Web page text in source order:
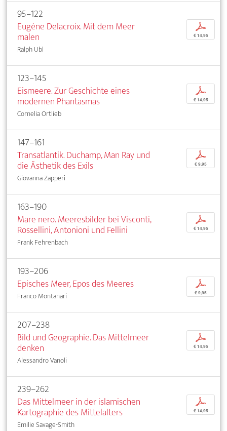
95–122
Eugène Delacroix. Mit dem Meer
malen
Ralph Ubl
p
€ 14,95
123–145
Eismeere. Zur Geschichte eines
modernen Phantasmas
Cornelia Ortlieb
p
€ 14,95
147–161
Transatlantik. Duchamp, Man Ray und
die Ästhetik des Exils
Giovanna Zapperi
p
€ 9,95
163–190
Mare nero. Meeresbilder bei Visconti,
Rossellini, Antonioni und Fellini
Frank Fehrenbach
p
€ 14,95
193–206
Episches Meer, Epos des Meeres
Franco Montanari
p
€ 9,95
207–238
Bild und Geographie. Das Mittelmeer
denken
Alessandro Vanoli
p
€ 14,95
239–262
Das Mittelmeer in der islamischen
Kartographie des Mittelalters
Emilie Savage-Smith
p
€ 14,95